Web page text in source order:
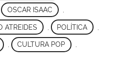
OSCAR ISAAC
ATREIDES POLÍTICA
, CULTURA POP ,